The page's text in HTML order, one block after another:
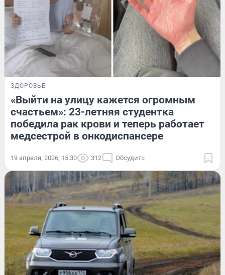
ЗДОРОВЬЕ
«Выйти на улицу кажется огромным
счастьем»: 23-летняя студентка
победила рак крови и теперь работает
медсестрой в онкодиспансере
19 апреля, 2026, 15:30 312 Обсудить